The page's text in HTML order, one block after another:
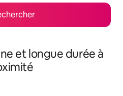
et longue durée à